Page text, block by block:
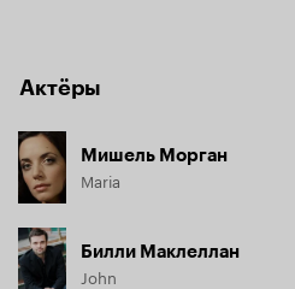
Актёры
Мишель Морган
Maria
Билли Маклеллан
John